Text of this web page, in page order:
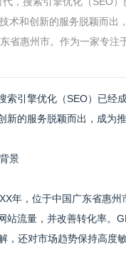
术和创新的服务脱颖而出
省惠州市。作为一家专
索引擎优化（SEO）已经
新的服务脱颖而出，成为
景
年，位于中国广东省惠
站流量，并改善转化率。
，还对市场趋势保持高度